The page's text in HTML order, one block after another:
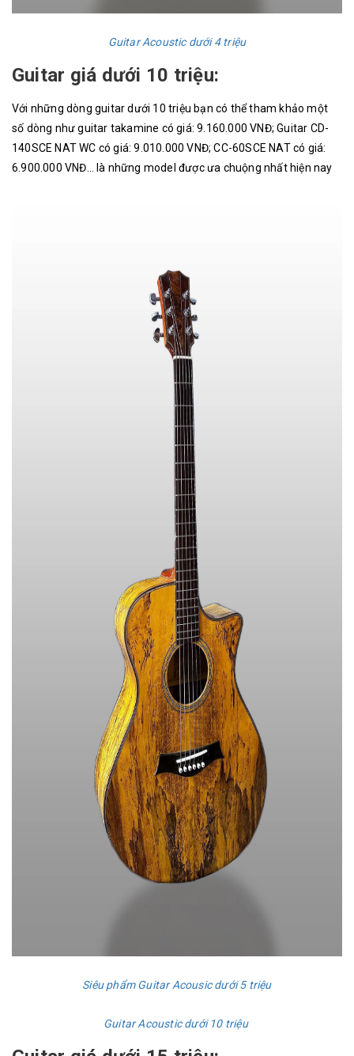
Guitar Acoustic dưới 4 triệu
Guitar giá dưới 10 triệu:
Với những dòng guitar dưới 10 triệu bạn có thể tham khảo một
số dòng như guitar takamine có giá: 9.160.000 VNĐ; Guitar CD-
140SCE NAT WC có giá: 9.010.000 VNĐ; CC-60SCE NAT có giá:
6.900.000 VNĐ… là những model được ưa chuộng nhất hiện nay
Siêu phẩm Guitar Acousic dưới 5 triệu
Guitar Acoustic dưới 10 triệu